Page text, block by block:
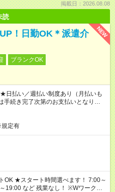
掲載日：2026.08.08
読
NEW
！日勤OK＊派遣介
ブランクOK
払い／週払い制度あり（月払いも
続き完了次第のお支払いとなりま
定有
7:00～
ど 残業なし！ ※Wワークの